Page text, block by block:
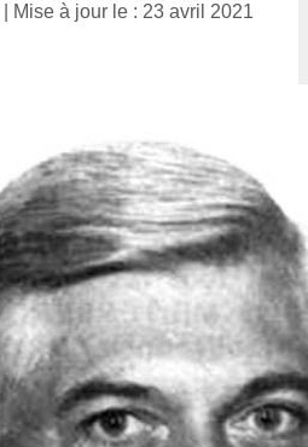
Mise à jour le : 23 avril 2021